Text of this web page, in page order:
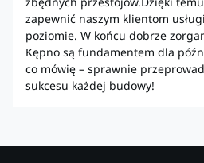
zapewnić naszym klientom
poziomie. W końcu dobrze
Kępno są fundamentem dla
co mówię – sprawnie
sukcesu każdej budowy!